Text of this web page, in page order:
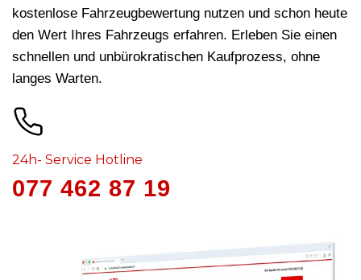
kostenlose Fahrzeugbewertung nutzen und schon heute
den Wert Ihres Fahrzeugs erfahren. Erleben Sie einen
schnellen und unbürokratischen Kaufprozess, ohne
langes Warten.
24h- Service Hotline
077 462 87 19